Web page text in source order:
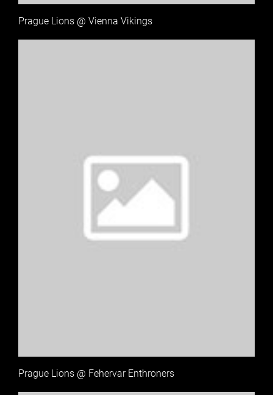
Prague Lions @ Vienna Vikings
Prague Lions @ Fehervar Enthroners